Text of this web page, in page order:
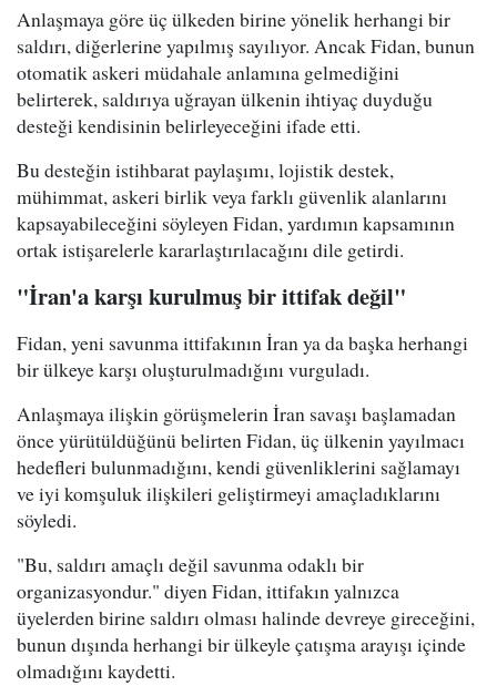
Anlaşmaya göre üç ülkeden birine yönelik herhangi bir
saldırı, diğerlerine yapılmış sayılıyor. Ancak Fidan, bunun
otomatik askeri müdahale anlamına gelmediğini
belirterek, saldırıya uğrayan ülkenin ihtiyaç duyduğu
desteği kendisinin belirleyeceğini ifade etti.
Bu desteğin istihbarat paylaşımı, lojistik destek,
mühimmat, askeri birlik veya farklı güvenlik alanlarını
kapsayabileceğini söyleyen Fidan, yardımın kapsamının
ortak istişarelerle kararlaştırılacağını dile getirdi.
"İran'a karşı kurulmuş bir ittifak değil"
Fidan, yeni savunma ittifakının İran ya da başka herhangi
bir ülkeye karşı oluşturulmadığını vurguladı.
Anlaşmaya ilişkin görüşmelerin İran savaşı başlamadan
önce yürütüldüğünü belirten Fidan, üç ülkenin yayılmacı
hedefleri bulunmadığını, kendi güvenliklerini sağlamayı
ve iyi komşuluk ilişkileri geliştirmeyi amaçladıklarını
söyledi.
"Bu, saldırı amaçlı değil savunma odaklı bir
organizasyondur." diyen Fidan, ittifakın yalnızca
üyelerden birine saldırı olması halinde devreye gireceğini,
bunun dışında herhangi bir ülkeyle çatışma arayışı içinde
olmadığını kaydetti.